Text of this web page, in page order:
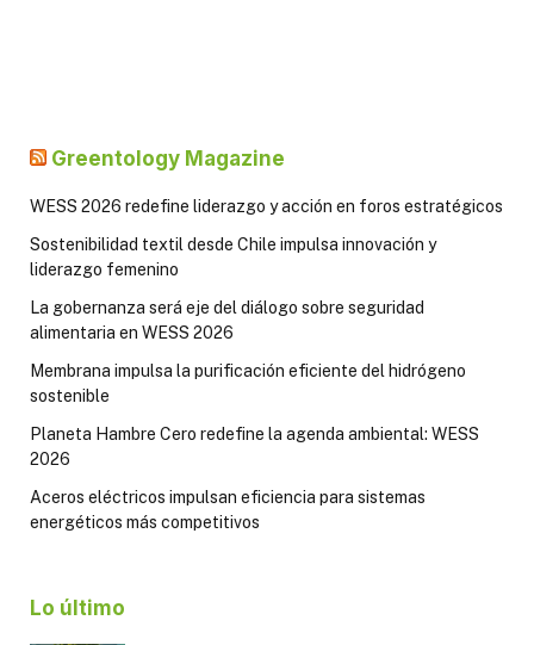
Greentology Magazine
WESS 2026 redefine liderazgo y acción en foros estratégicos
Sostenibilidad textil desde Chile impulsa innovación y
liderazgo femenino
La gobernanza será eje del diálogo sobre seguridad
alimentaria en WESS 2026
Membrana impulsa la purificación eficiente del hidrógeno
sostenible
Planeta Hambre Cero redefine la agenda ambiental: WESS
2026
Aceros eléctricos impulsan eficiencia para sistemas
energéticos más competitivos
Lo último